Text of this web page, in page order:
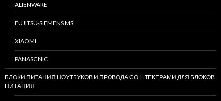
ALIENWARE
FUJITSU-SIEMENS MSI
XIAOMI
PANASONIC
БЛОКИ ПИТАНИЯ НОУТБУКОВ И ПРОВОДА СО ШТЕКЕРАМИ ДЛЯ БЛОКОВ
ПИТАНИЯ